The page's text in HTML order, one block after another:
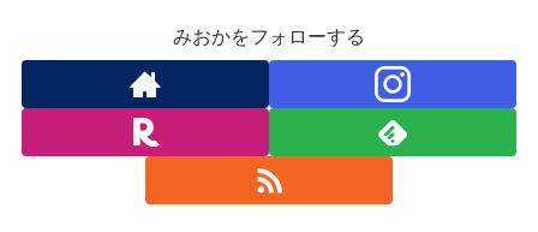
みおかをフォローする